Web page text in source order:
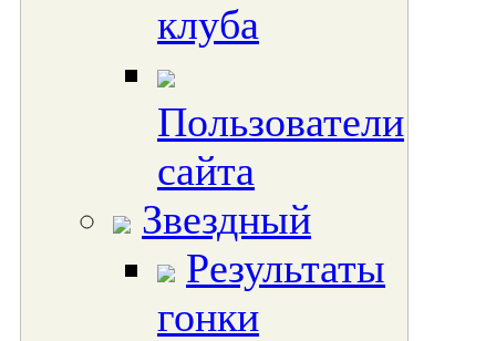
клуба
Пользователи
сайта
Звездный
Результаты
гонки